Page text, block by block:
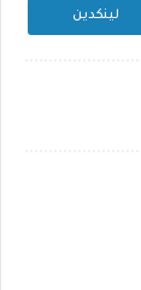
لينكدين